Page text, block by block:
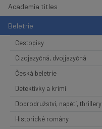
Academia titles
Beletrie
Cestopisy
Cizojazyčná, dvojjazyčná
Česká beletrie
Detektivky a krimi
Dobrodružství, napětí, thrillery
Historické romány